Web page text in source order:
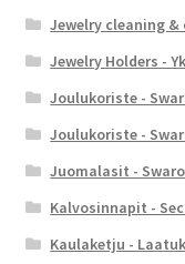
Jewelry cleaning &
Jewelry Holders -
Joulukoriste -
Joulukoriste -
Juomalasit -
Kalvosinnapit -
Kaulaketju -